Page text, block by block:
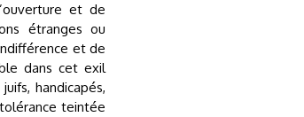
et de
étranges ou
et de
dans cet exil
handicapés,
teintée